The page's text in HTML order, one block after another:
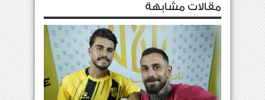
مقالات مشابهة